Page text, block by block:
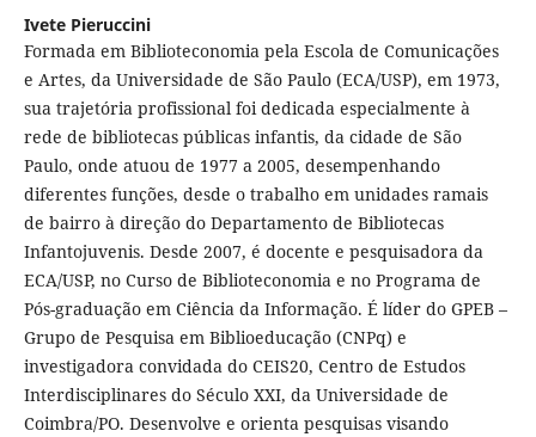
Ivete Pieruccini
Formada em Biblioteconomia pela Escola de Comunicações
e Artes, da Universidade de São Paulo (ECA/USP), em 1973,
sua trajetória profissional foi dedicada especialmente à
rede de bibliotecas públicas infantis, da cidade de São
Paulo, onde atuou de 1977 a 2005, desempenhando
diferentes funções, desde o trabalho em unidades ramais
de bairro à direção do Departamento de Bibliotecas
Infantojuvenis. Desde 2007, é docente e pesquisadora da
ECA/USP, no Curso de Biblioteconomia e no Programa de
Pós-graduação em Ciência da Informação. É líder do GPEB –
Grupo de Pesquisa em Biblioeducação (CNPq) e
investigadora convidada do CEIS20, Centro de Estudos
Interdisciplinares do Século XXI, da Universidade de
Coimbra/PO. Desenvolve e orienta pesquisas visando